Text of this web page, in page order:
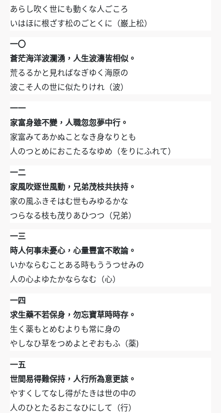
あらし吹く世にも動くな人ごころ
いはほに根ざす松のごとくに（巌上松）
一〇
蒼茫海洋波瀾湧，人生波濤皆相似。
荒るるかと見ればなぎゆく海原の
波こそ人の世に似たりけれ（波）
一一
家富身雖不變，人職忽忽夢中行。
家富みてあかぬことなき身なりとも
人のつとめにおこたるなゆめ（をりにふれて）
一二
家風吹逐世風動，兄弟茂枝共扶持。
家の風ふきそはむ世もみゆるかな
つらなる枝も茂りあひつつ（兄弟）
一三
時人何事未憂心，心量豐富不敢論。
いかならむことある時もううつせみの
人の心よゆたかならなむ（心）
一四
求生藥不若保身，勿忘寶草時時存。
生く薬もとめむよりも常に身の
やしなひ草をつめよとぞおもふ（薬)
一五
世間易得難保持，人行所為意更該。
やすくしてなし得がたきは世の中の
人のひとたるおこなひにして（行）